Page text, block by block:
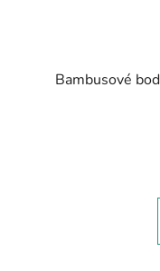
Bambusové